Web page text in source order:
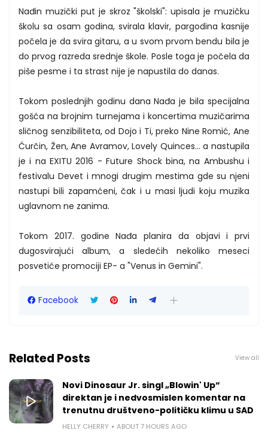
Nađin muzički put je skroz "školski": upisala je muzičku
školu sa osam godina, svirala klavir, pargodina kasnije
počela je da svira gitaru, a u svom prvom bendu bila je
do prvog razreda srednje škole. Posle toga je počela da
piše pesme i ta strast nije je napustila do danas.
Tokom poslednjih godinu dana Nađa je bila specijalna
gošća na brojnim turnejama i koncertima muzičarima
sličnog senzibiliteta, od Dojo i Ti, preko Nine Romić, Ane
Ćurčin, Žen, Ane Avramov, Lovely Quinces... a nastupila
je i na EXITU 2016 - Future Shock bina, na Ambushu i
festivalu Devet i mnogi drugim mestima gde su njeni
nastupi bili zapamćeni, čak i u masi ljudi koju muzika
uglavnom ne zanima.
Tokom 2017. godine Nađa planira da objavi i prvi
dugosvirajući album, a sledećih nekoliko meseci
posvetiće promociji EP- a "Venus in Gemini".
Facebook
Related Posts View all
Novi Dinosaur Jr. singl „Blowin' Up“
direktan je i nedvosmislen komentar na
trenutnu društveno-političku klimu u SAD
HELLY CHERRY ABOUT 7 HOURS AGO